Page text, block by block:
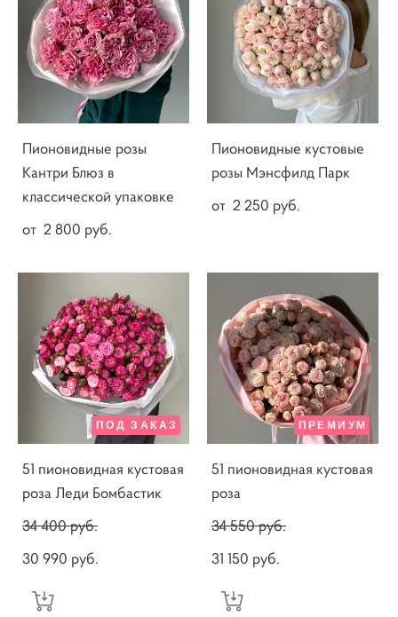
Пионовидные розы
Кантри Блюз в
классической упаковке
от 2 800 pуб.
Пионовидные кустовые
розы Мэнсфилд Парк
от 2 250 pуб.
ПОД ЗАКАЗ
51 пионовидная кустовая
роза Леди Бомбастик
34 400 pуб.
30 990 pуб.
ПРЕМИУМ
51 пионовидная кустовая
роза
34 550 pуб.
31 150 pуб.